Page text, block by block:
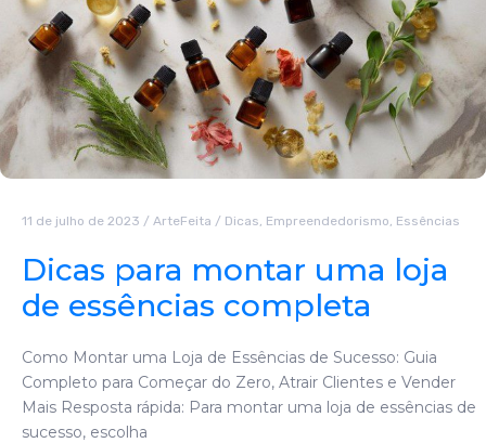
11 de julho de 2023 / ArteFeita / Dicas Empreendedorismo Essências
Dicas para montar uma loja
de essências completa
Como Montar uma Loja de Essências de Sucesso: Guia
Completo para Começar do Zero, Atrair Clientes e Vender
Mais Resposta rápida: Para montar uma loja de essências de
sucesso, escolha